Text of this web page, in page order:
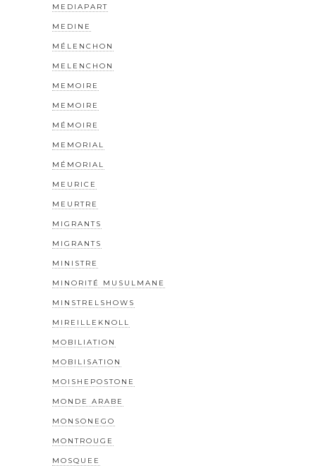
MEDIAPART
MEDINE
MÉLENCHON
MELENCHON
MEMOIRE
MEMOIRE
MÉMOIRE
MEMORIAL
MÉMORIAL
MEURICE
MEURTRE
MIGRANTS
MIGRANTS
MINISTRE
MINORITÉ MUSULMANE
MINSTRELSHOWS
MIREILLEKNOLL
MOBILIATION
MOBILISATION
MOISHEPOSTONE
MONDE ARABE
MONSONEGO
MONTROUGE
MOSQUEE